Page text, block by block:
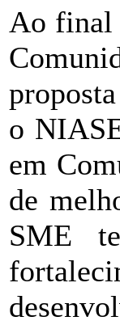
Ao final
o
em
de
SME